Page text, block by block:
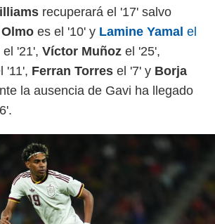
recuperará el '17' salvo
Olmo es el '10' y Lamine Yamal el
el '21', Víctor Muñoz el '25',
'11', Ferran Torres el '7' y Borja
la ausencia de Gavi ha llegado